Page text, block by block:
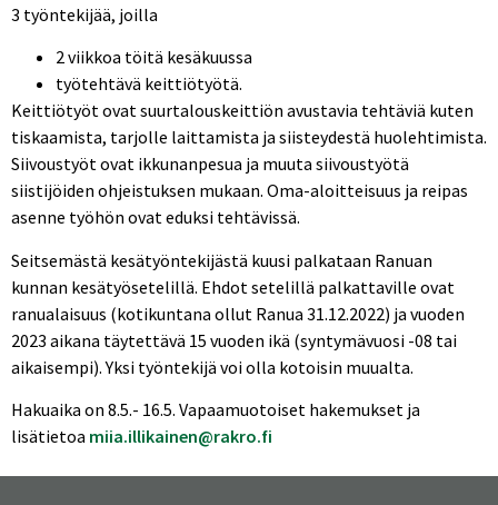
3 työntekijää, joilla
2 viikkoa töitä kesäkuussa
työtehtävä keittiötyötä.
Keittiötyöt ovat suurtalouskeittiön avustavia tehtäviä kuten
tiskaamista, tarjolle laittamista ja siisteydestä huolehtimista.
Siivoustyöt ovat ikkunanpesua ja muuta siivoustyötä
siistijöiden ohjeistuksen mukaan. Oma-aloitteisuus ja reipas
asenne työhön ovat eduksi tehtävissä.
Seitsemästä kesätyöntekijästä kuusi palkataan Ranuan
kunnan kesätyösetelillä. Ehdot setelillä palkattaville ovat
ranualaisuus (kotikuntana ollut Ranua 31.12.2022) ja vuoden
2023 aikana täytettävä 15 vuoden ikä (syntymävuosi -08 tai
aikaisempi). Yksi työntekijä voi olla kotoisin muualta.
Hakuaika on 8.5.- 16.5. Vapaamuotoiset hakemukset ja
lisätietoa miia.illikainen@rakro.fi